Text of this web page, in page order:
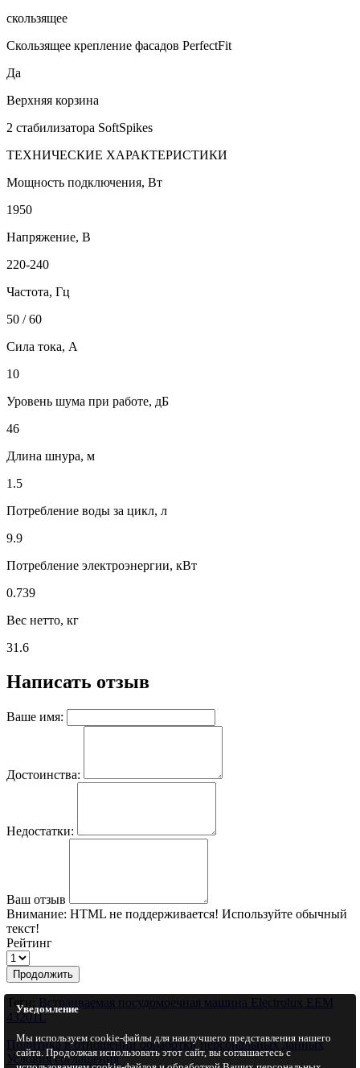
скользящее
Скользящее крепление фасадов PerfectFit
Да
Верхняя корзина
2 стабилизатора SoftSpikes
ТЕХНИЧЕСКИЕ ХАРАКТЕРИСТИКИ
Мощность подключения, Вт
1950
Напряжение, В
220-240
Частота, Гц
50 / 60
Сила тока, А
10
Уровень шума при работе, дБ
46
Длина шнура, м
1.5
Потребление воды за цикл, л
9.9
Потребление электроэнергии, кВт
0.739
Вес нетто, кг
31.6
Написать отзыв
Ваше имя:
Достоинства:
Недостатки:
Ваш отзыв
Внимание: HTML не поддерживается! Используйте обычный
текст!
Рейтинг
Продолжить
Теги:
Встраиваемая посудомоечная машина Electrolux EEM
43201L
Политика в отношении обработки персональных данных
Условия соглашения
Уведомление
Мы используем cookie-файлы для наилучшего представления нашего
сайта. Продолжая использовать этот сайт, вы соглашаетесь с